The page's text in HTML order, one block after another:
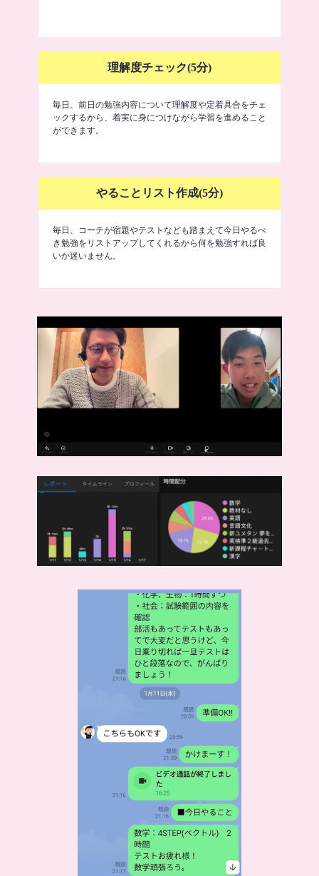
理解度チェック(5分)
毎日、前日の勉強内容について理解度や定着具合をチェ
ックするから、着実に身につけながら学習を進めること
ができます。
やることリスト作成(5分)
毎日、コーチが宿題やテストなども踏まえて今日やるべ
き勉強をリストアップしてくれるから何を勉強すれば良
いか迷いません。